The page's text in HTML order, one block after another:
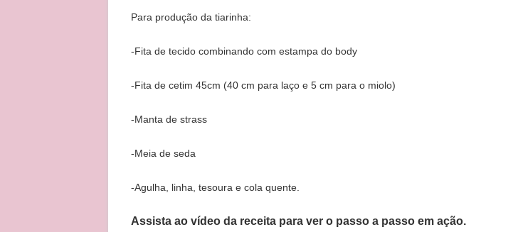
Para produção da tiarinha:
-Fita de tecido combinando com estampa do body
-Fita de cetim 45cm (40 cm para laço e 5 cm para o miolo)
-Manta de strass
-Meia de seda
-Agulha, linha, tesoura e cola quente.
Assista ao vídeo da receita para ver o passo a passo em ação.